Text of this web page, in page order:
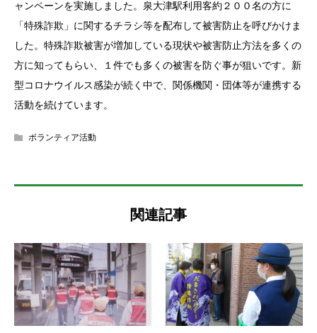
ャンペーンを実施しました。泉大津駅利用客約２００名の方に
「特殊詐欺」に関するチラシ等を配布して被害防止を呼びかけま
した。特殊詐欺被害が増加している現状や被害防止方法を多くの
方に知ってもらい、１件でも多くの被害を防ぐ事が狙いです。新
型コロナウイルス感染が続く中で、関係機関・団体等が連携する
活動を続けています。
ボランティア活動
関連記事